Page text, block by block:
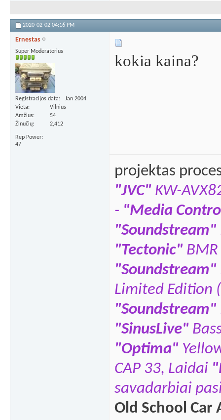
2020-02-02 04:16 PM
Ernestas
Super Moderatorius
Registracijos data
Jan 2004
Vieta
Vilnius
Amžius
54
Žinučių
2,412
Rep Power
47
kokia kaina?
projektas
"JVC" KW-
- "Media
"Soundstream"
"Tectonic"
"Soundstream"
Limited Edition
"Soundstream"
"SinusLive"
"Optima"
CAP 33, Laidai
savadarbiai
Old School Car